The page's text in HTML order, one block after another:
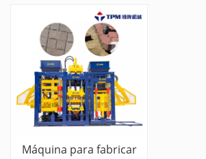
Máquina para fabricar